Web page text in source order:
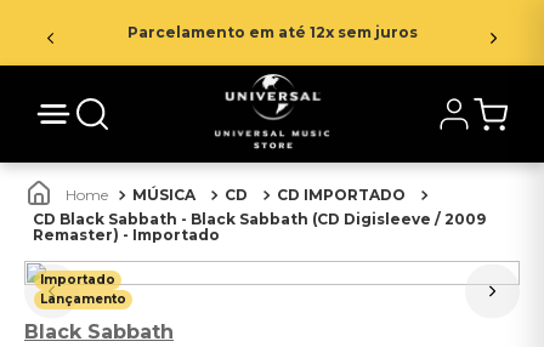
Parcelamento em até 12x sem juros
MÚSICA CD
CD IMPORTADO
CD Black Sabbath - Black Sabbath (CD Digisleeve / 2009
Remaster) - Importado
Importado
Lançamento
Black Sabbath